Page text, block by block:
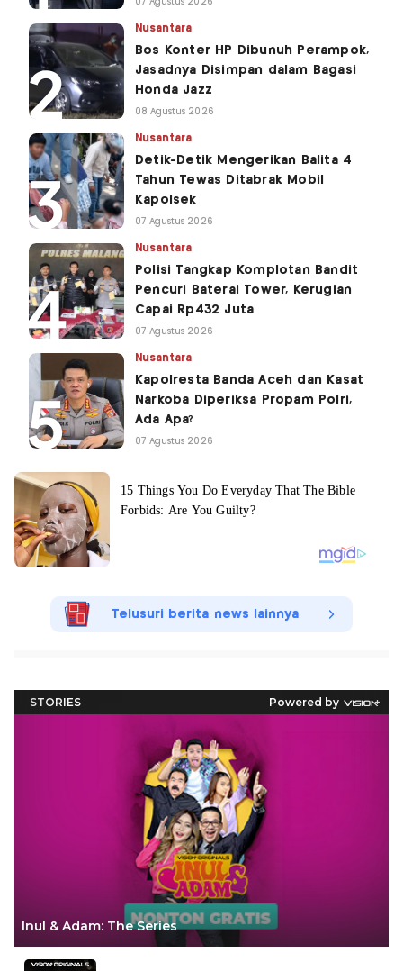
07 Agustus 2026
Nusantara
Bos Konter HP Dibunuh Perampok,
Jasadnya Disimpan dalam Bagasi
Honda Jazz
08 Agustus 2026
Nusantara
Detik-Detik Mengerikan Balita 4
Tahun Tewas Ditabrak Mobil
Kapolsek
07 Agustus 2026
Nusantara
Polisi Tangkap Komplotan Bandit
Pencuri Baterai Tower, Kerugian
Capai Rp432 Juta
07 Agustus 2026
Nusantara
Kapolresta Banda Aceh dan Kasat
Narkoba Diperiksa Propam Polri,
Ada Apa?
07 Agustus 2026
Telusuri berita news lainnya